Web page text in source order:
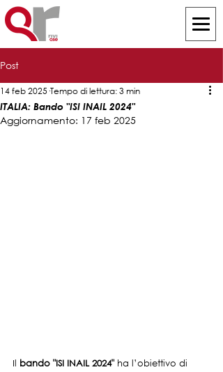
Post
ITALIA: Bando "ISI INAIL 2024"
14 feb 2025 Tempo di lettura: 3 min
Aggiornamento: 17 feb 2025
Il bando "ISI INAIL 2024" ha l’obiettivo di